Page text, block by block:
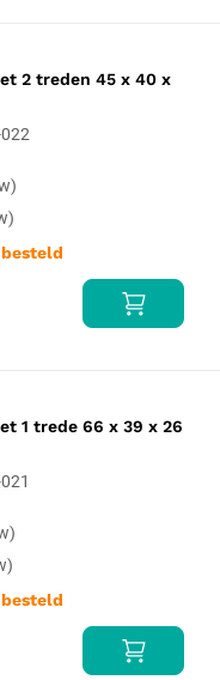
2 treden 45 x 40 x
1 trede 66 x 39 x 26